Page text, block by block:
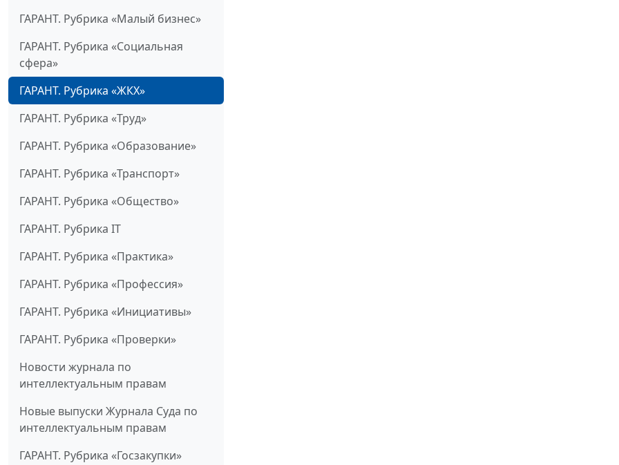
ГАРАНТ. Рубрика «Малый бизнес»
ГАРАНТ. Рубрика «Социальная
сфера»
ГАРАНТ. Рубрика «ЖКХ»
ГАРАНТ. Рубрика «Труд»
ГАРАНТ. Рубрика «Образование»
ГАРАНТ. Рубрика «Транспорт»
ГАРАНТ. Рубрика «Общество»
ГАРАНТ. Рубрика IT
ГАРАНТ. Рубрика «Практика»
ГАРАНТ. Рубрика «Профессия»
ГАРАНТ. Рубрика «Инициативы»
ГАРАНТ. Рубрика «Проверки»
Новости журнала по
интеллектуальным правам
Новые выпуски Журнала Суда по
интеллектуальным правам
ГАРАНТ. Рубрика «Госзакупки»